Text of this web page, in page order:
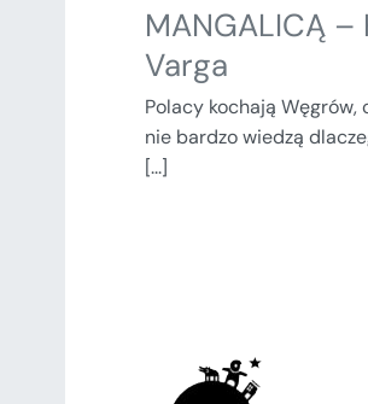
MANGALICĄ –
Varga
Polacy kochają Węgrów,
nie bardzo wiedzą
[...]